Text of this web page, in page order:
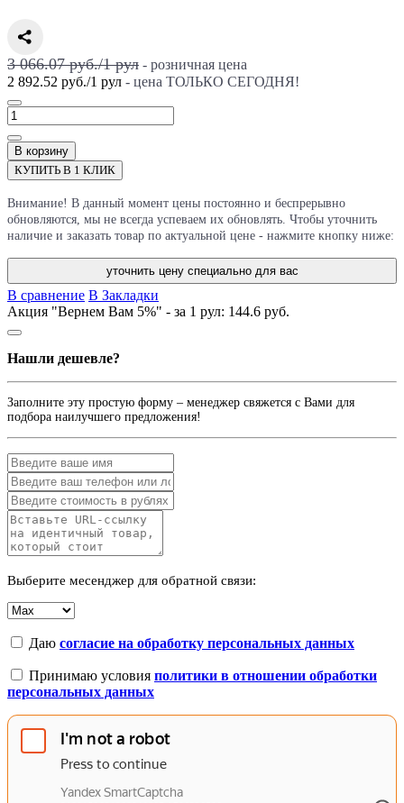
3 066.07 руб./1рул - розничная цена
2 892.52 руб./1 рул - цена ТОЛЬКО СЕГОДНЯ!
В корзину
КУПИТЬ В 1 КЛИК
Внимание! В данный момент цены постоянно и беспрерывно
обновляются, мы не всегда успеваем их обновлять. Чтобы уточнить
наличие и заказать товар по актуальной цене - нажмите кнопку ниже:
уточнить цену специально для вас
В сравнение В Закладки
Акция "Вернем Вам 5%" - за 1 рул: 144.6 руб.
Нашли дешевле?
Заполните эту простую форму – менеджер свяжется с Вами для
подбора наилучшего предложения!
Выберите месенджер для обратной связи:
Даю согласие на обработку персональных данных
Принимаю условия политики в отношении обработки
персональных данных